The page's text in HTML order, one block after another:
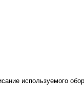
используемого